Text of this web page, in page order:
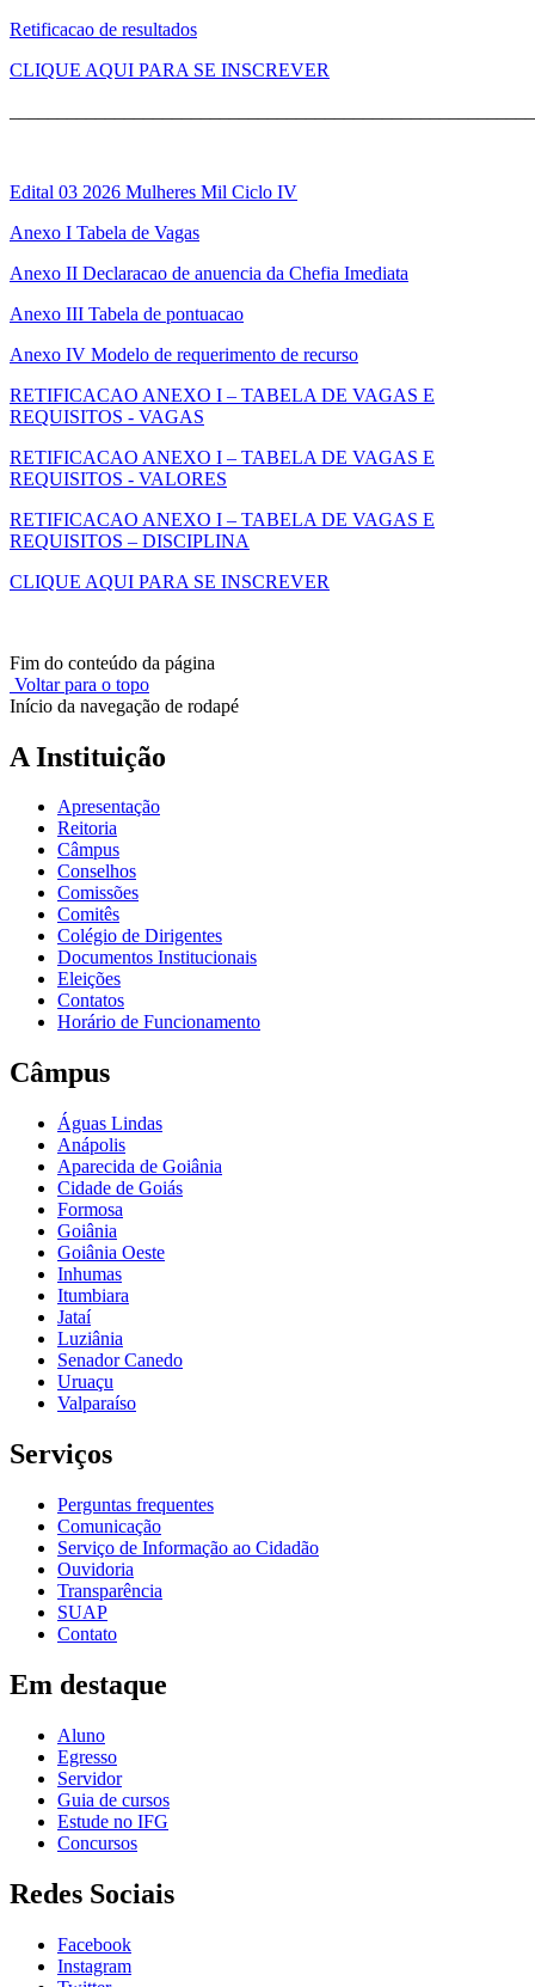
Retificacao de resultados
CLIQUE AQUI PARA SE INSCREVER
Edital 03 2026 Mulheres Mil Ciclo IV
Anexo I Tabela de Vagas
Anexo II Declaracao de anuencia da Chefia Imediata
Anexo III Tabela de pontuacao
Anexo IV Modelo de requerimento de recurso
RETIFICACAO ANEXO I – TABELA DE VAGAS E
REQUISITOS - VAGAS
RETIFICACAO ANEXO I – TABELA DE VAGAS E
REQUISITOS - VALORES
RETIFICACAO ANEXO I – TABELA DE VAGAS E
REQUISITOS – DISCIPLINA
CLIQUE AQUI PARA SE INSCREVER
Fim do conteúdo da página
Voltar para o topo
Início da navegação de rodapé
A Instituição
Apresentação
Reitoria
Câmpus
Conselhos
Comissões
Comitês
Colégio de Dirigentes
Documentos Institucionais
Eleições
Contatos
Horário de Funcionamento
Câmpus
Águas Lindas
Anápolis
Aparecida de Goiânia
Cidade de Goiás
Formosa
Goiânia
Goiânia Oeste
Inhumas
Itumbiara
Jataí
Luziânia
Senador Canedo
Uruaçu
Valparaíso
Serviços
Perguntas frequentes
Comunicação
Serviço de Informação ao Cidadão
Ouvidoria
Transparência
SUAP
Contato
Em destaque
Aluno
Egresso
Servidor
Guia de cursos
Estude no IFG
Concursos
Redes Sociais
Facebook
Instagram